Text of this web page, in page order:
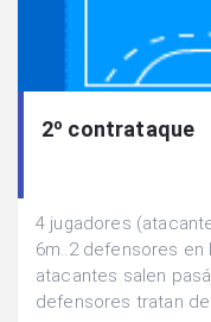
2º contrataque
4 jugadores
6m..2 defensores en
atacantes salen
defensores tratan de